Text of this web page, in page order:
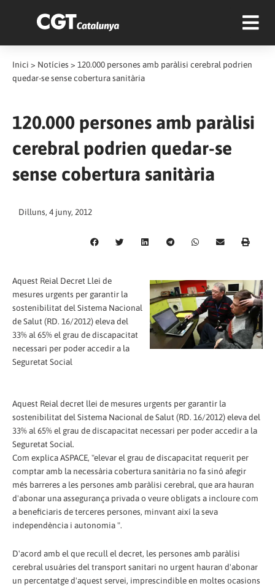
Inici > Notícies > 120.000 persones amb paràlisi cerebral podrien
quedar-se sense cobertura sanitària
120.000 persones amb paràlisi
cerebral podrien quedar-se
sense cobertura sanitària
Dilluns, 4 juny, 2012
Aquest Reial Decret Llei de
mesures urgents per garantir la
sostenibilitat del Sistema Nacional
de Salut (RD. 16/2012) eleva del
33% al 65% el grau de discapacitat
necessari per poder accedir a la
Seguretat Social
Aquest Reial decret llei de mesures urgents per garantir la
sostenibilitat del Sistema Nacional de Salut (RD. 16/2012) eleva del
33% al 65% el grau de discapacitat necessari per poder accedir a la
Seguretat Social.
Com explica ASPACE, "elevar el grau de discapacitat requerit per
comptar amb la necessària cobertura sanitària no fa sinó afegir
més barreres a les persones amb paràlisi cerebral, que ara hauran
d'abonar una assegurança privada o veure obligats a incloure com
a beneficiaris de terceres persones, minvant així la seva
independència i autonomia ".
D'acord amb el que recull el decret, les persones amb paràlisi
cerebral usuàries del transport sanitari no urgent hauran d'abonar
un percentatge d'aquest servei, imprescindible en moltes ocasions